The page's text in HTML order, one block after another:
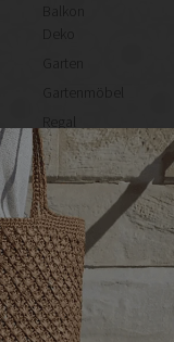
Balkon
Deko
Garten
Gartenmöbel
Regal
selber
machen
Heimwerken
Renovieren
DIY
GESCHÄFTE
Bastelbedarf
Stoffgeschäfte